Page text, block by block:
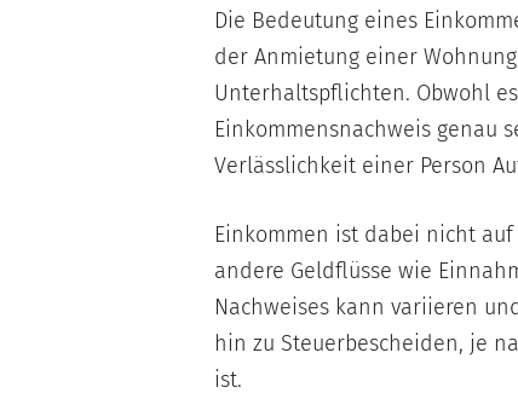
Die Bedeutung eines
der Anmietung einer
Unterhaltspflichten. Obwohl
Einkommensnachweis genau
Verlässlichkeit einer Person
Einkommen ist dabei nicht
andere Geldflüsse wie
Nachweises kann variieren
hin zu Steuerbescheiden, je
ist.